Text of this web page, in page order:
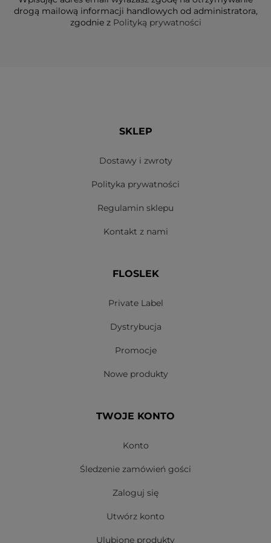
drogą mailową informacji handlowych od administratora,
zgodnie z Polityką prywatności
SKLEP
Dostawy i zwroty
Polityka prywatności
Regulamin sklepu
Kontakt z nami
FLOSLEK
Private Label
Dystrybucja
Promocje
Nowe produkty
TWOJE KONTO
Konto
Śledzenie zamówień gości
Zaloguj się
Utwórz konto
Ulubione produkty